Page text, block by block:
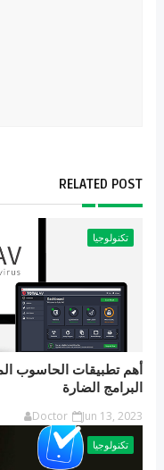
RELATED POST
تكنولوجيا
أهم تطبيقات الحاسوب
البرامج الضارة
Doctor Jun 13, 2023
تكنولوجيا